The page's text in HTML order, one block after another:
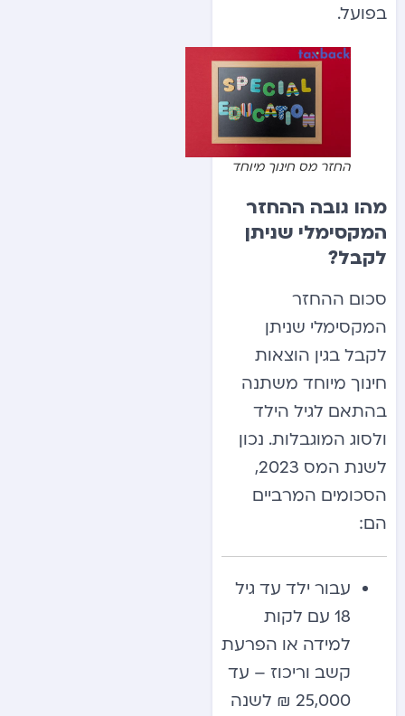
בפועל.
החזר מס חינוך מיוחד
מהו גובה ההחזר
המקסימלי שניתן
לקבל?
סכום ההחזר
המקסימלי שניתן
לקבל בגין הוצאות
חינוך מיוחד משתנה
בהתאם לגיל הילד
ולסוג המוגבלות. נכון
לשנת המס 2023,
הסכומים המרביים
הם:
עבור ילד עד גיל
18 עם לקות
למידה או הפרעת
קשב וריכוז – עד
25,000 ₪ לשנה